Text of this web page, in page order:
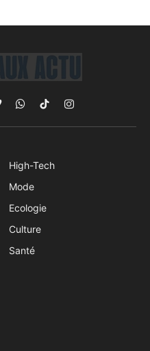
WhatsApp
TikTokInstagram
High-Tech
Mode
Ecologie
Culture
Santé